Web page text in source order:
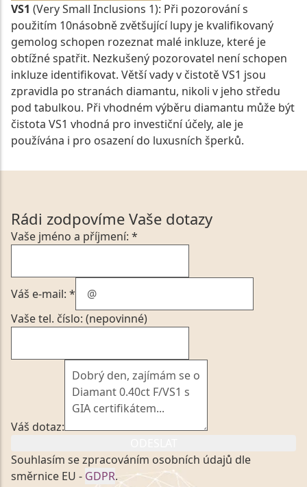
VS1 (Very Small Inclusions 1): Při pozorování s
použitím 10násobně zvětšující lupy je kvalifikovaný
gemolog schopen rozeznat malé inkluze, které je
obtížné spatřit. Nezkušený pozorovatel není schopen
inkluze identifikovat. Větší vady v čistotě VS1 jsou
zpravidla po stranách diamantu, nikoli v jeho středu
pod tabulkou. Při vhodném výběru diamantu může být
čistota VS1 vhodná pro investiční účely, ale je
používána i pro osazení do luxusních šperků.
Rádi zodpovíme Vaše dotazy
Vaše jméno a příjmení: *
Váš e-mail: *
Vaše tel. číslo: (nepovinné)
Váš dotaz:
Souhlasím se zpracováním osobních údajů dle
směrnice EU - GDPR.